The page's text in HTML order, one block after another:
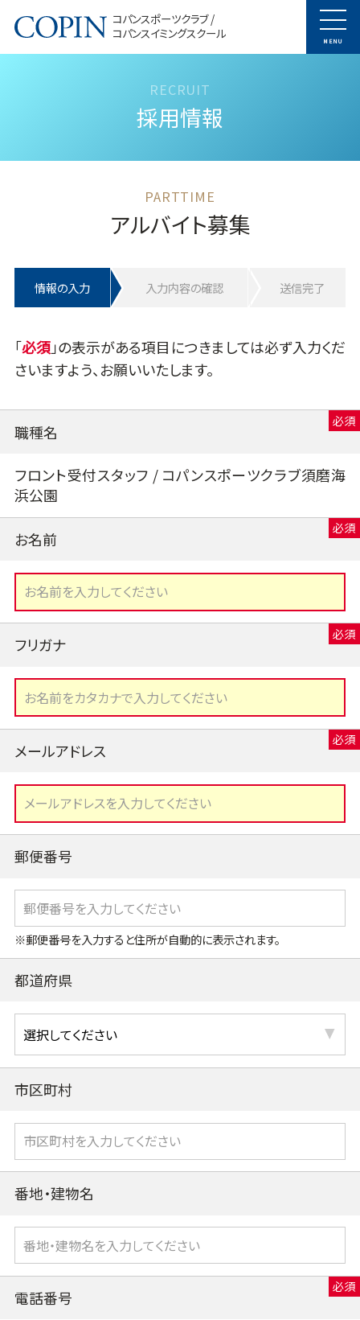
コパンスポーツクラブ /
コパンスイミングスクール
MENU
採用情報
アルバイト募集
情報の入力 入力内容の確認 送信完了
「
」の表示がある項目につきましては必ず入力くだ
さいますよう、お願いいたします。
職種名
フロント受付スタッフ / コパンスポーツクラブ須磨海
浜公園
お名前
フリガナ
メールアドレス
郵便番号
※郵便番号を入力すると住所が自動的に表示されます。
都道府県
市区町村
番地・建物名
電話番号